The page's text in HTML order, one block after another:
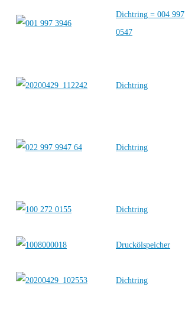
Dichtring = 004 997
0547
Dichtring
Dichtring
Dichtring
Druckölspeicher
Dichtring